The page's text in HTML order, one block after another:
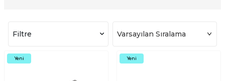
standartlarını yüksek tutar.
Filtre
Yeni Yeni